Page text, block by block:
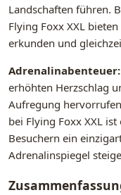
Landschaften führen.
Flying Foxx XXL
erkunden und
Adrenalinabenteuer:
erhöhten Herzschlag
Aufregung
bei Flying Foxx XXL
Besuchern ein
Adrenalinspiegel